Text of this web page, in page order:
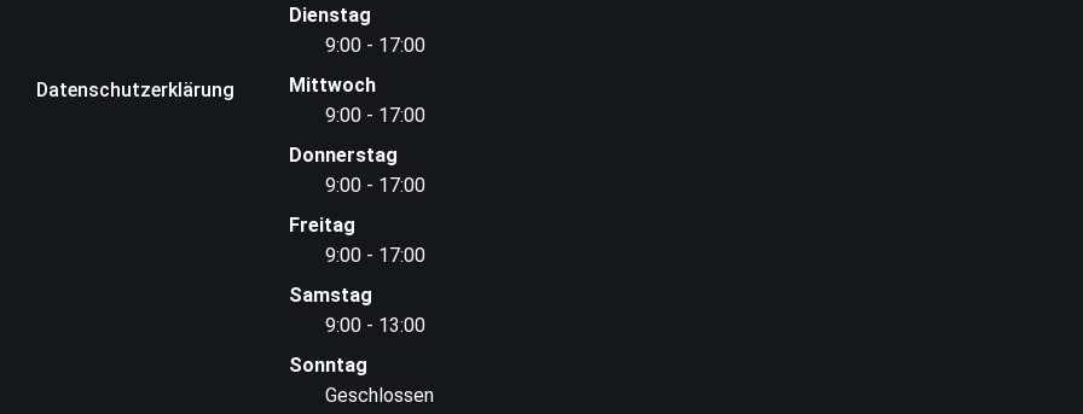
Datenschutzerklärung
Dienstag
9:00 - 17:00
Mittwoch
9:00 - 17:00
Donnerstag
9:00 - 17:00
Freitag
9:00 - 17:00
Samstag
9:00 - 13:00
Sonntag
Geschlossen